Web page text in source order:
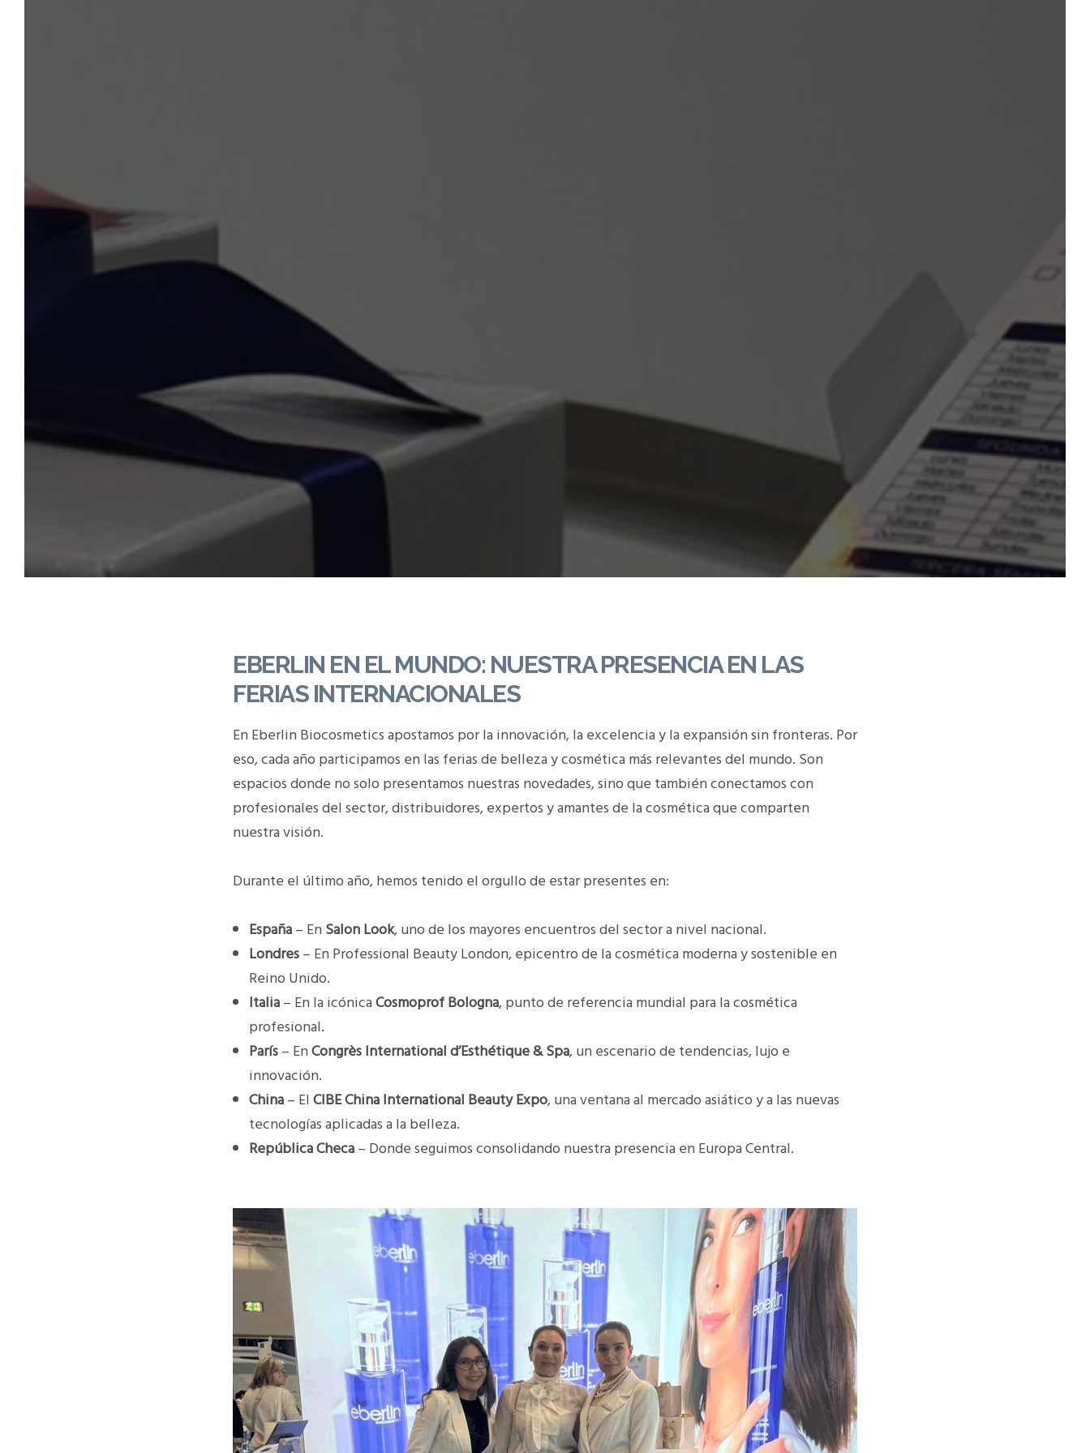
EBERLIN EN EL MUNDO: NUESTRA PRESENCIA EN LAS
FERIAS INTERNACIONALES
En Eberlin Biocosmetics apostamos por la innovación, la excelencia y la expansión sin fronteras. Por
eso, cada año participamos en las ferias de belleza y cosmética más relevantes del mundo. Son
espacios donde no solo presentamos nuestras novedades, sino que también conectamos con
profesionales del sector, distribuidores, expertos y amantes de la cosmética que comparten
nuestra visión.
Durante el último año, hemos tenido el orgullo de estar presentes en:
España– EnSalon Look, uno de los mayores encuentros del sector a nivel nacional.
Londres– EnProfessional Beauty London, epicentro de la cosmética moderna y sostenible en
Reino Unido.
Italia– En la icónicaCosmoprof Bologna, punto de referencia mundial para la cosmética
profesional.
París– EnCongrès International d’Esthétique & Spa, un escenario de tendencias, lujo e
innovación.
China– ElCIBE China International Beauty Expo, una ventana al mercado asiático y a las nuevas
tecnologías aplicadas a la belleza.
República Checa– Donde seguimos consolidando nuestra presencia en Europa Central.
Previous Next